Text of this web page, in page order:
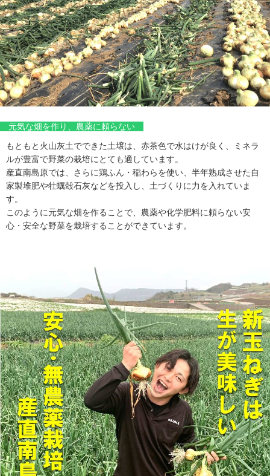
元気な畑を作り、農薬に頼らない
もともと火山灰土でできた土壌は、赤茶色で水はけが良く、ミネラ
ルが豊富で野菜の栽培にとても適しています。
産直南島原では、さらに鶏ふん・稲わらを使い、半年熟成させた自
家製堆肥や牡蠣殻石灰などを投入し、土づくりに力を入れていま
す。
このように元気な畑を作ることで、農薬や化学肥料に頼らない安
心・安全な野菜を栽培することができています。